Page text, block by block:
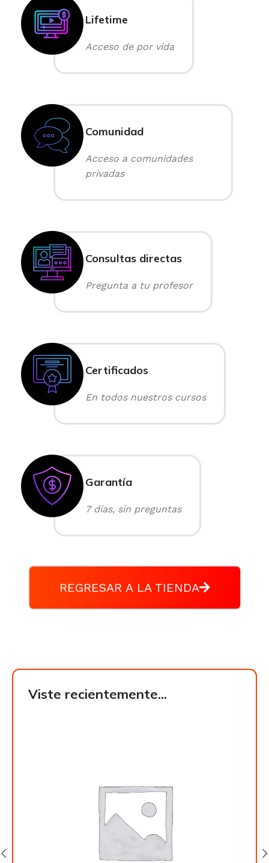
Lifetime
Acceso de por vida
Comunidad
Acceso a comunidades
privadas
Consultas directas
Pregunta a tu profesor
Certificados
En todos nuestros cursos
Garantía
7 días, sin preguntas
REGRESAR A LA TIENDA
Viste recientemente...